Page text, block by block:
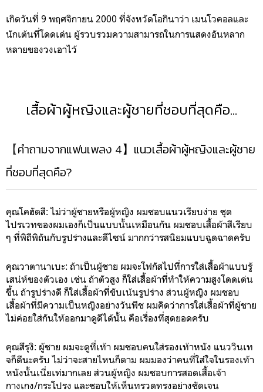
เกิดวันที่ 9 พฤศจิกายน 2000 ที่จังหวัดโอกินาว่า เมนโวคอลและ
นักเต้นที่โดดเด่น ผู้รวบรวมความสามารถในการแสดงอันหลาก
หลายของวงเอาไว้
เสื้อผ้าผู้หญิงและผู้ชายที่ชอบที่สุดคือ…
【คำถามจากแฟนเพลง 4】แนวเสื้อผ้าผู้หญิงและผู้ชาย
ที่ชอบที่สุดคือ?
คุณโคฮัตสี: ไม่ว่าผู้ชายหรือผู้หญิง ผมชอบแนวเรียบง่าย ชุด
ไปรเวทของผมเองก็เป็นแบบนั้นเหมือนกัน ผมชอบเสื้อผ้าสีเรียบ
ๆ ที่พิถีพิถันกับรูปร่างและดีไซน์ มากกว่ารสนิยมแบบฉูดฉาดครับ
คุณวาตานาเบะ: ถ้าเป็นผู้ชาย ผมจะโฟกัสไปที่การใส่เสื้อผ้าแบบรู้
เสน่ห์ของตัวเอง เช่น ถ้าตัวสูง ก็ใส่เสื้อผ้าที่ทำให้ความสูงโดดเด่น
ขึ้น ถ้ารูปร่างดี ก็ใส่เสื้อผ้าที่ขับเน้นรูปร่าง ส่วนผู้หญิง ผมชอบ
เสื้อผ้าที่มีความเป็นหญิงอย่างวันพีช ผมคิดว่าการใส่เสื้อผ้าที่ผู้ชาย
ไม่ค่อยใส่กันให้ออกมาดูดีได้นั้น คือเรื่องที่สุดยอดครับ
คุณสึรุงิ: ผู้ชาย ผมจะดูที่เท้า ผมชอบคนใส่รองเท้าหนัง แนววินเท
จก็ดีนะครับ ไม่ว่าจะสายไหนก็ตาม ผมมองว่าคนที่ใส่ใจในรองเท้า
หนังนั้นเนี่ยเท่มากเลย ส่วนผู้หญิง ผมชอบการสอดเสื้อเจ้า
กางเกง/กระโปรง และชอบให้เห็นทรวดทรงอย่างชัดเจน